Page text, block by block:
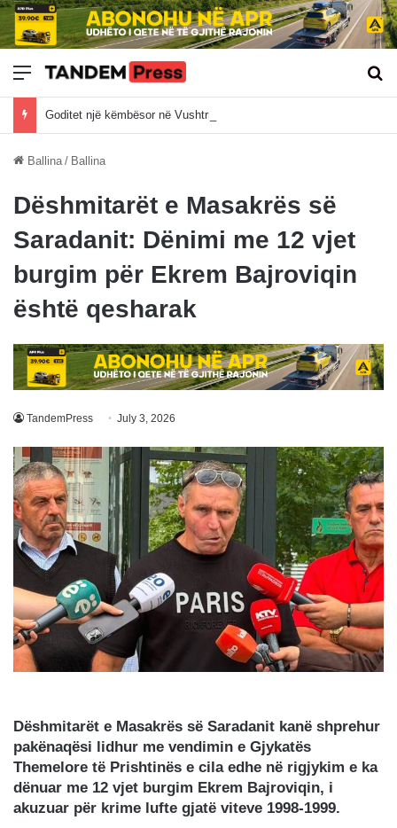
Meny
Goditet një këmbësor në Vushtrri
Ballina / Ballina
Dëshmitarët e Masakrës së
Saradanit: Dënimi me 12 vjet
burgim për Ekrem Bajroviqin
është qesharak
TandemPress July 3, 2026
Dëshmitarët e Masakrës së Saradanit kanë shprehur
pakënaqësi lidhur me vendimin e Gjykatës
Themelore të Prishtinës e cila edhe në rigjykim e ka
dënuar me 12 vjet burgim Ekrem Bajroviqin, i
akuzuar për krime lufte gjatë viteve 1998-1999.